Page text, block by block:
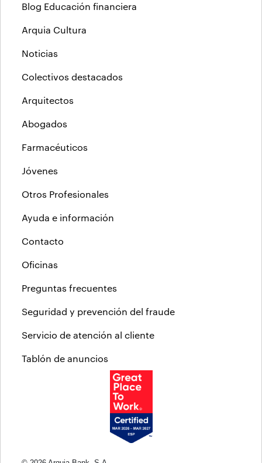
Blog Educación financiera
Arquia Cultura
Noticias
Colectivos destacados
Arquitectos
Abogados
Farmacéuticos
Jóvenes
Otros Profesionales
Ayuda e información
Contacto
Oficinas
Preguntas frecuentes
Seguridad y prevención del fraude
Servicio de atención al cliente
Tablón de anuncios